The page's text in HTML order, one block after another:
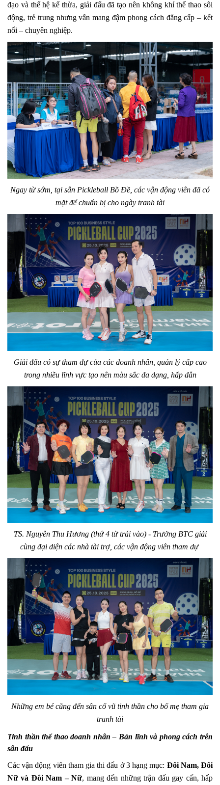
đạo và thế hệ kế thừa, giải đấu đã tạo nên không khí thể thao sôi
động, trẻ trung nhưng vẫn mang đậm phong cách đẳng cấp – kết
nối – chuyên nghiệp.
Ngay từ sớm, tại sân Pickleball Bồ Đề, các vận động viên đã có
mặt để chuẩn bị cho ngày tranh tài
Giải đấu có sự tham dự của các doanh nhân, quản lý cấp cao
trong nhiều lĩnh vực tạo nên màu sắc đa dạng, hấp dẫn
TS. Nguyễn Thu Hương (thứ 4 từ trái vào) - Trưởng BTC giải
cùng đại diện các nhà tài trợ, các vận động viên tham dự
Những em bé cũng đến sân cổ vũ tinh thần cho bố mẹ tham gia
tranh tài
Tinh thần thể thao doanh nhân – Bản lĩnh và phong cách trên
sân đấu
Các vận động viên tham gia thi đấu ở 3 hạng mục: Đôi Nam, Đôi
Nữ và Đôi Nam – Nữ, mang đến những trận đấu gay cấn, hấp